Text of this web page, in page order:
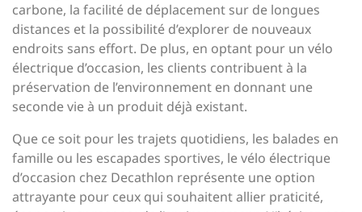
carbone, la facilité de déplacement sur de longues
distances et la possibilité d’explorer de nouveaux
endroits sans effort. De plus, en optant pour un vélo
électrique d’occasion, les clients contribuent à la
préservation de l’environnement en donnant une
seconde vie à un produit déjà existant.
Que ce soit pour les trajets quotidiens, les balades en
famille ou les escapades sportives, le vélo électrique
d’occasion chez Decathlon représente une option
attrayante pour ceux qui souhaitent allier praticité,